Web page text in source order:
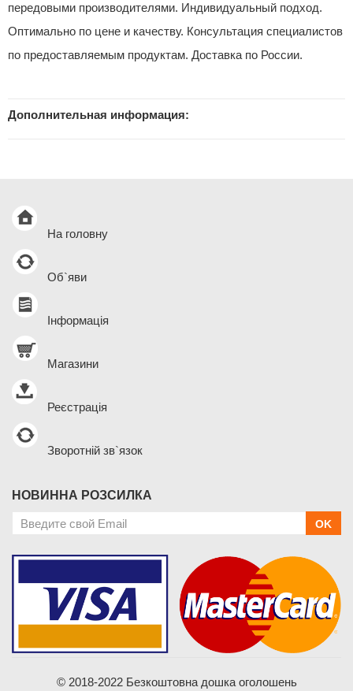
передовыми производителями. Индивидуальный подход.
Оптимально по цене и качеству. Консультация специалистов
по предоставляемым продуктам. Доставка по России.
Дополнительная информация:
На головну
Об`яви
Інформація
Магазини
Реєстрація
Зворотній зв`язок
НОВИННА РОЗСИЛКА
OK
© 2018-2022 Безкоштовна дошка оголошень